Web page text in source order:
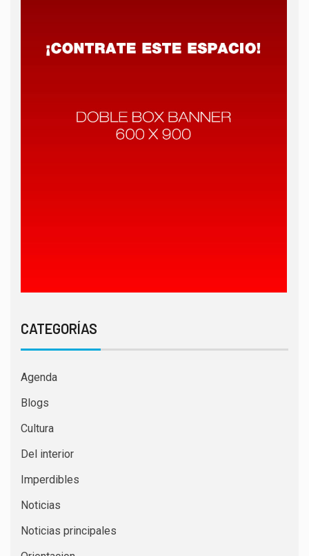
CATEGORÍAS
Agenda
Blogs
Cultura
Del interior
Imperdibles
Noticias
Noticias principales